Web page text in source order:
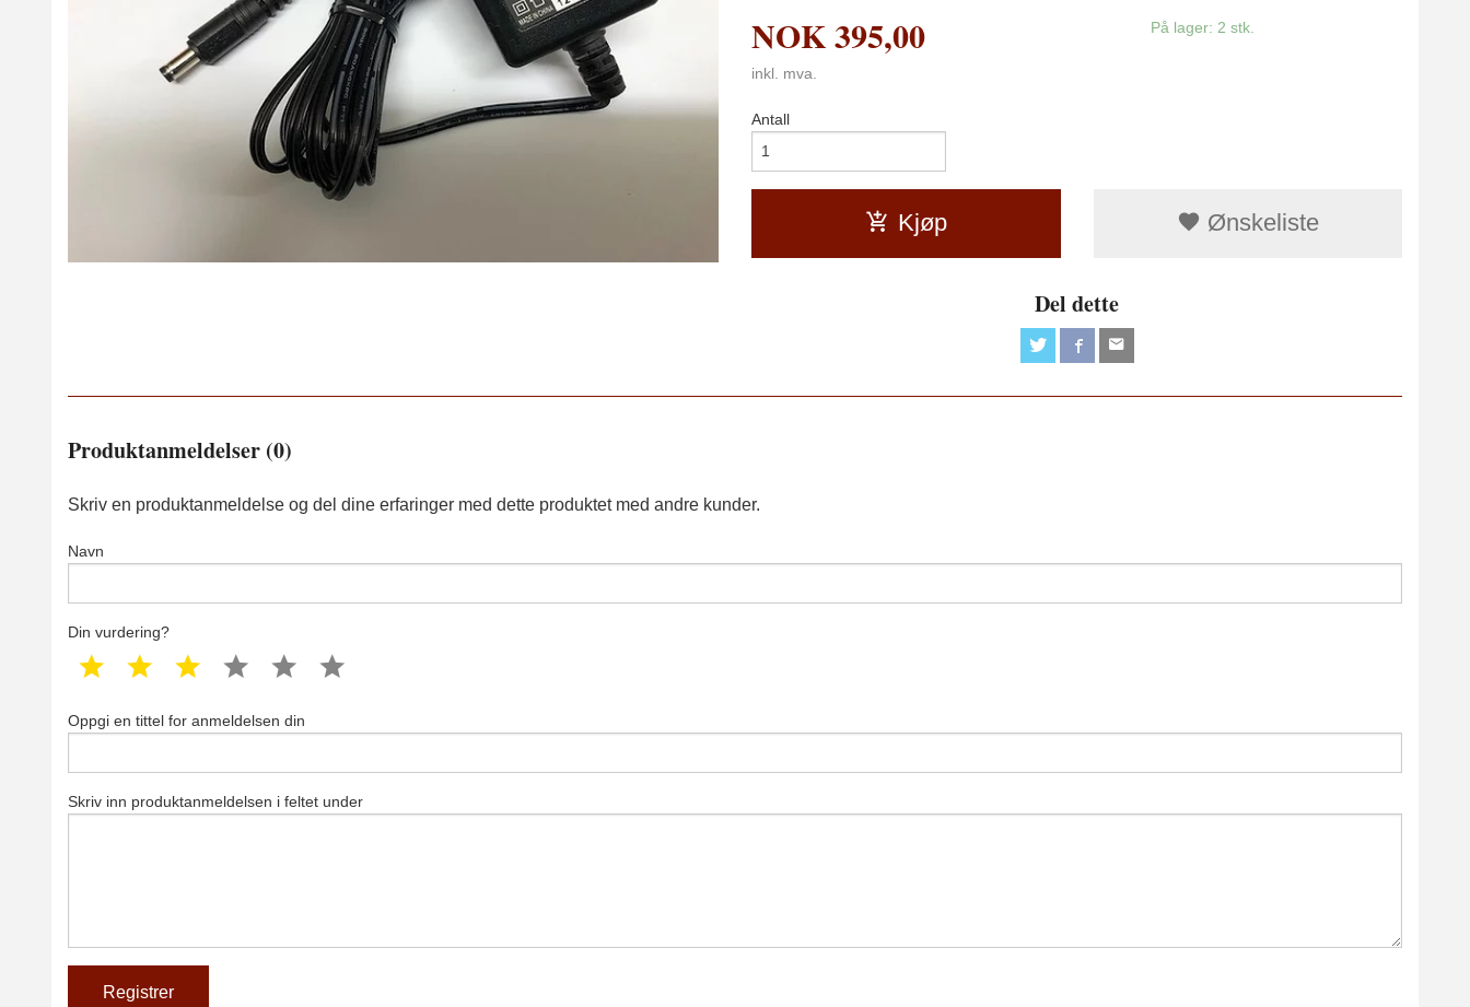
NOK395,00
inkl. mva.
På lager: 2 stk.
Antall
Kjøp Ønskeliste
Del dette
Produktanmeldelser (0)
Skriv en produktanmeldelse og del dine erfaringer med dette produktet med andre kunder.
Navn
Din vurdering?
1 star 2 star 3 star 4 star 5 star
Oppgi en tittel for anmeldelsen din
Skriv inn produktanmeldelsen i feltet under